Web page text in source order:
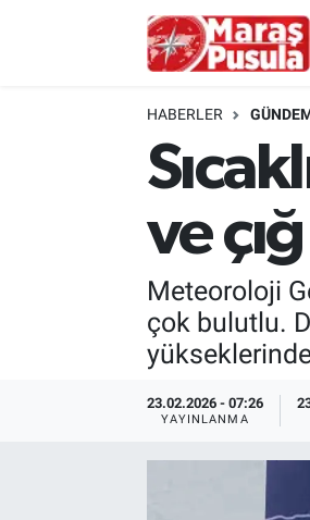
HABERLER
ve
Meteoroloji
çok bulutlu.
23.02.2026 - 07:26
YAYINLANMA
Kültür Sanat
İstanbul Hava Durumu
İstanbul Namaz Vakitleri
İstanbul Trafik Yoğunluk
Süper Lig Puan Durumu ve
Tüm Manşetler
Son Dakika Haberleri